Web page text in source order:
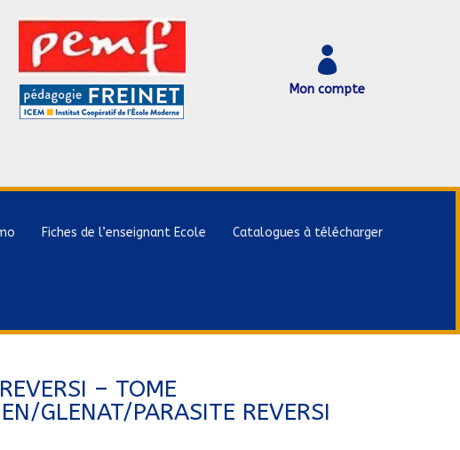

Mon compte
Fiches de l’enseignant Ecole Catalogues à télécharger
– TOME
GLENAT/PARASITE REVERSI